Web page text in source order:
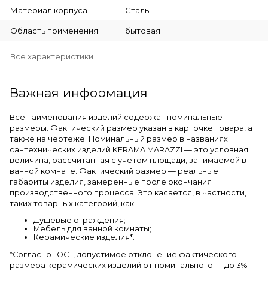
Материал корпуса Сталь
Область применения бытовая
Все характеристики
Важная информация
Все наименования изделий содержат номинальные
размеры. Фактический размер указан в карточке товара, а
также на чертеже. Номинальный размер в названиях
сантехнических изделий KERAMA MARAZZI — это условная
величина, рассчитанная с учетом площади, занимаемой в
ванной комнате. Фактический размер — реальные
габариты изделия, замеренные после окончания
производственного процесса. Это касается, в частности,
таких товарных категорий, как:
Душевые ограждения;
Мебель для ванной комнаты;
Керамические изделия*.
*Cогласно ГОСТ, допустимое отклонение фактического
размера керамических изделий от номинального — до 3%.